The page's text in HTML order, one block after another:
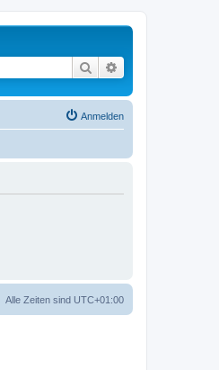
Suche
Anmelden
Alle Zeiten sind UTC+01:00